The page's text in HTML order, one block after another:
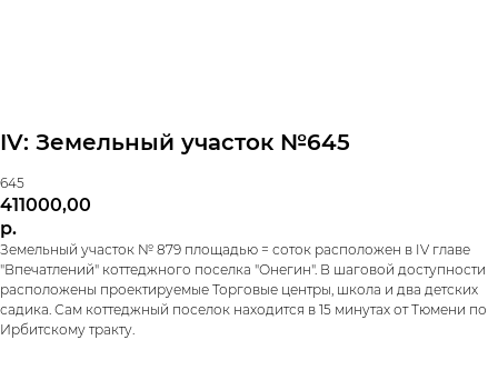
IV: Земельный участок №645
645
411000,00
р.
Земельный участок № 879 площадью = соток расположен в IV главе
"Впечатлений" коттеджного поселка "Онегин". В шаговой доступности
расположены проектируемые Торговые центры, школа и два детских
садика. Сам коттеджный поселок находится в 15 минутах от Тюмени по
Ирбитскому тракту.